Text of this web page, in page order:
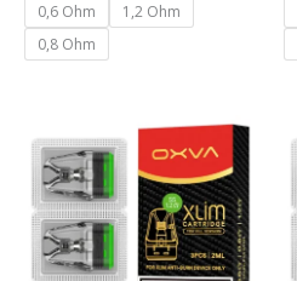
0,6 Ohm
1,2 Ohm
0,8 Ohm